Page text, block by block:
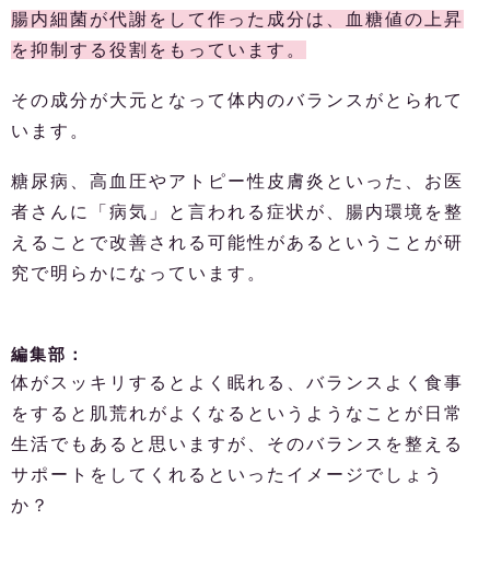
腸内細菌が代謝をして作った成分は、血糖値の上昇
を抑制する役割をもっています。
その成分が大元となって体内のバランスがとられて
います。
糖尿病、高血圧やアトピー性皮膚炎といった、お医
者さんに「病気」と言われる症状が、腸内環境を整
えることで改善される可能性があるということが研
究で明らかになっています。
編集部：
体がスッキリするとよく眠れる、バランスよく食事
をすると肌荒れがよくなるというようなことが日常
生活でもあると思いますが、そのバランスを整える
サポートをしてくれるといったイメージでしょう
か？